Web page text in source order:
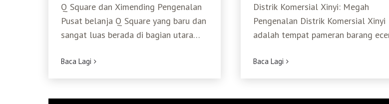
Q Square dan Ximending Pengenalan
Pusat belanja Q Square yang baru dan
sangat luas berada di bagian utara
Baca Lagi
Distrik Komersial Xinyi: Megah
Pengenalan Distrik Komersial Xinyi
adalah tempat pameran barang
Baca Lagi